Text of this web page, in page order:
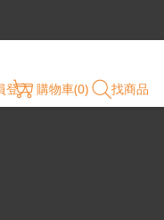
登入 購物車(0) 找商品